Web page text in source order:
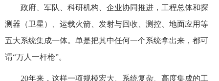
政府、军队、科研机构、企业协同推进，工程总体和探
测器（卫星）、运载火箭、发射与回收、测控、地面应用等
五大系统集成一体。单是把其中任何一个系统拿出来，都可
谓“万人一杆枪”。
20年来，这样一项规模宏大、系统复杂、高度集成的工